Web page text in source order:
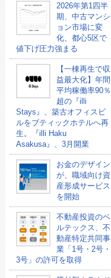
2026年第1四半
期、中古マンシ
ョン市場に変
化、都心5区で
値下げ圧力強まる
【一棟再生で収
益最大化】年間
平均稼働率90％
超の『illi
Stays』、築古オフィスビ
ルをブティックホテルへ再
生。『illi Haku
Asakusa』、3月開業
お金のデザイン
が、職域向け資
産形成サービス
を開始
不動産投資のベ
ルテックス、不
動産特定共同事
業「1号・2号・
3号」の許可を取得